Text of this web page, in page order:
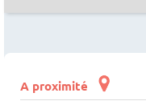
A proximité